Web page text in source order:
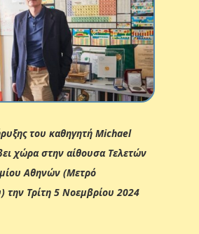
του καθηγητή Michael
χώρα στην αίθουσα Τελετών
Αθηνών (Μετρό
την Τρίτη 5 Νοεμβρίου 2024